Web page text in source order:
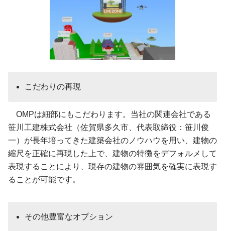
​こだわりの再現
OMPは細部にもこだわります。当社の関連会社である
笹川工建株式会社（佐賀県多久市、代表取締役：笹川俊
一）が長年培ってきた建築会社のノウハウを用い、建物の
縮尺を正確に再現した上で、建物の特徴をデフォルメして
表現することにより、現存の建物の雰囲気を確実に表現す
ることが可能です。
その他豊富なオプション